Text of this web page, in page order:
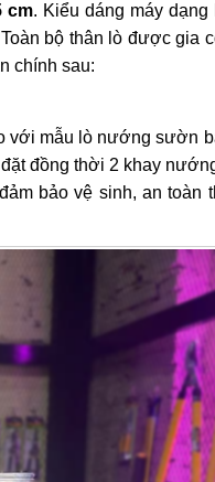
cm. Kiểu dáng máy dạng
bộ thân lò được gia
chính sau:
với mẫu lò nướng sườn
đồng thời 2 khay
bảo vệ sinh, an toàn